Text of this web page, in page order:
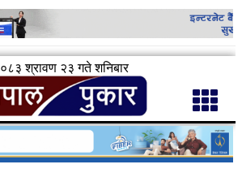
श्रावण २३ गते शनिबार